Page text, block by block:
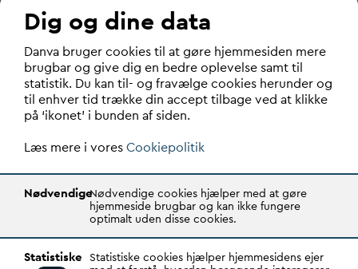
8660 Skanderborg
København
Vester Farimagsgade 1, 5. sal.
1606 København V
Tlf.: 70 21 00 55
d
a.dk
Transparency Register: REG 0105047100027-26
Dig og dine data
Danva bruger cookies til at gøre hjemmesiden mere
brugbar og give dig en bedre oplevelse samt til
statistik. Du kan til- og fravælge cookies herunder og
til enhver tid trække din accept tilbage ved at klikke
på ‘ikonet’ i bunden af siden.
Læs mere i voresCookiepolitik
NødvendigeNødvendige cookies hjælper med at gøre
hjemmeside brugbar og kan ikke fungere
optimalt uden disse cookies.
Statistiske Statistiske cookies hjælper hjemmesidens ejer